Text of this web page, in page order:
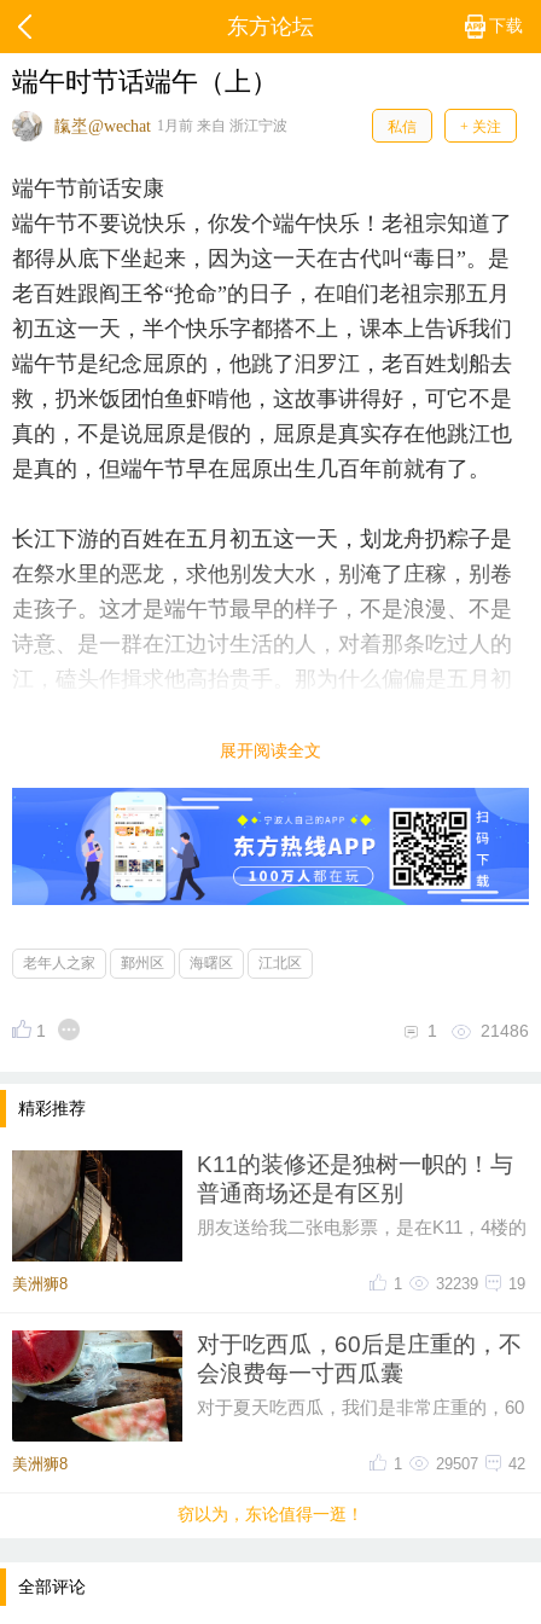
下载
东方论坛
端午时节话端午（上）
靝埊@wechat 1月前 来自 浙江宁波 私信 + 关注
端午节前话安康
端午节不要说快乐，你发个端午快乐！老祖宗知道了
都得从底下坐起来，因为这一天在古代叫“毒日”。是
老百姓跟阎王爷“抢命”的日子，在咱们老祖宗那五月
初五这一天，半个快乐字都搭不上，课本上告诉我们
端午节是纪念屈原的，他跳了汩罗江，老百姓划船去
救，扔米饭团怕鱼虾啃他，这故事讲得好，可它不是
真的，不是说屈原是假的，屈原是真实存在他跳江也
是真的，但端午节早在屈原出生几百年前就有了。
长江下游的百姓在五月初五这一天，划龙舟扔粽子是
在祭水里的恶龙，求他别发大水，别淹了庄稼，别卷
走孩子。这才是端午节最早的样子，不是浪漫、不是
诗意、是一群在江边讨生活的人，对着那条吃过人的
江，磕头作揖求他高抬贵手。那为什么偏偏是五月初
毒日”的头一天。把时间拨回到1000多年前，中国农村
没有空调、没有冰箱、没有抗生素、没有医院。农历
五月一到天热的像蒸笼，雨下个为停，然后来的是什
么？是瘟疫、是喝了被污染的水，拉肚子拉到脱水，
是蚊子一咬，第二天就发高烧打摆子，是蛇、蜈蚣、
命。
史书上记载，古代夏天的瘟疫，用的词是死者大半，
为哭不过来，对于古代那些种地的，打鱼的、卖苦
门关，一场热病村里的孩子能死一半，所以五月初五
这一天老祖宗们在拼命，拼着命想让自己和家里人活
到下一个秋天，不信你看看端午节的规矩，到底是干
什么用？为什么门口挂艾草、挂菖蒲、不是为了好
代农村最便宜的杀虫剂和消毒液，蚊虫闻见就躲。为
什么给孩子手腕拴五彩绳，那根绳叫“长命缕”，也
叫“续命缕”，什么叫续命，就是这条命眼瞅着要没
了，求老天爷再续一段，这根绳是中国母亲，在没有
的契约。为什么喝雄黄酒，为什么在孩子额头上画上
起药就用毒攻毒，把雄黄溶在酒里喝下去，涂在额头
展开阅读全文
老年人之家 鄞州区 海曙区 江北区
1 21486
1
精彩推荐
K11的装修还是独树一帜的！与
普通商场还是有区别
朋友送给我二张电影票，是在K11，4楼的
K11我还是第1次进去，里面装修的
美洲狮8 19
32239
1
对于吃西瓜，60后是庄重的，不
会浪费每一寸西瓜囊
对于夏天吃西瓜，我们是非常庄重的，60
皮雪白为止，这是刻在骨子里对
美洲狮8 42
29507
1
窃以为，东论值得一逛！
全部评论